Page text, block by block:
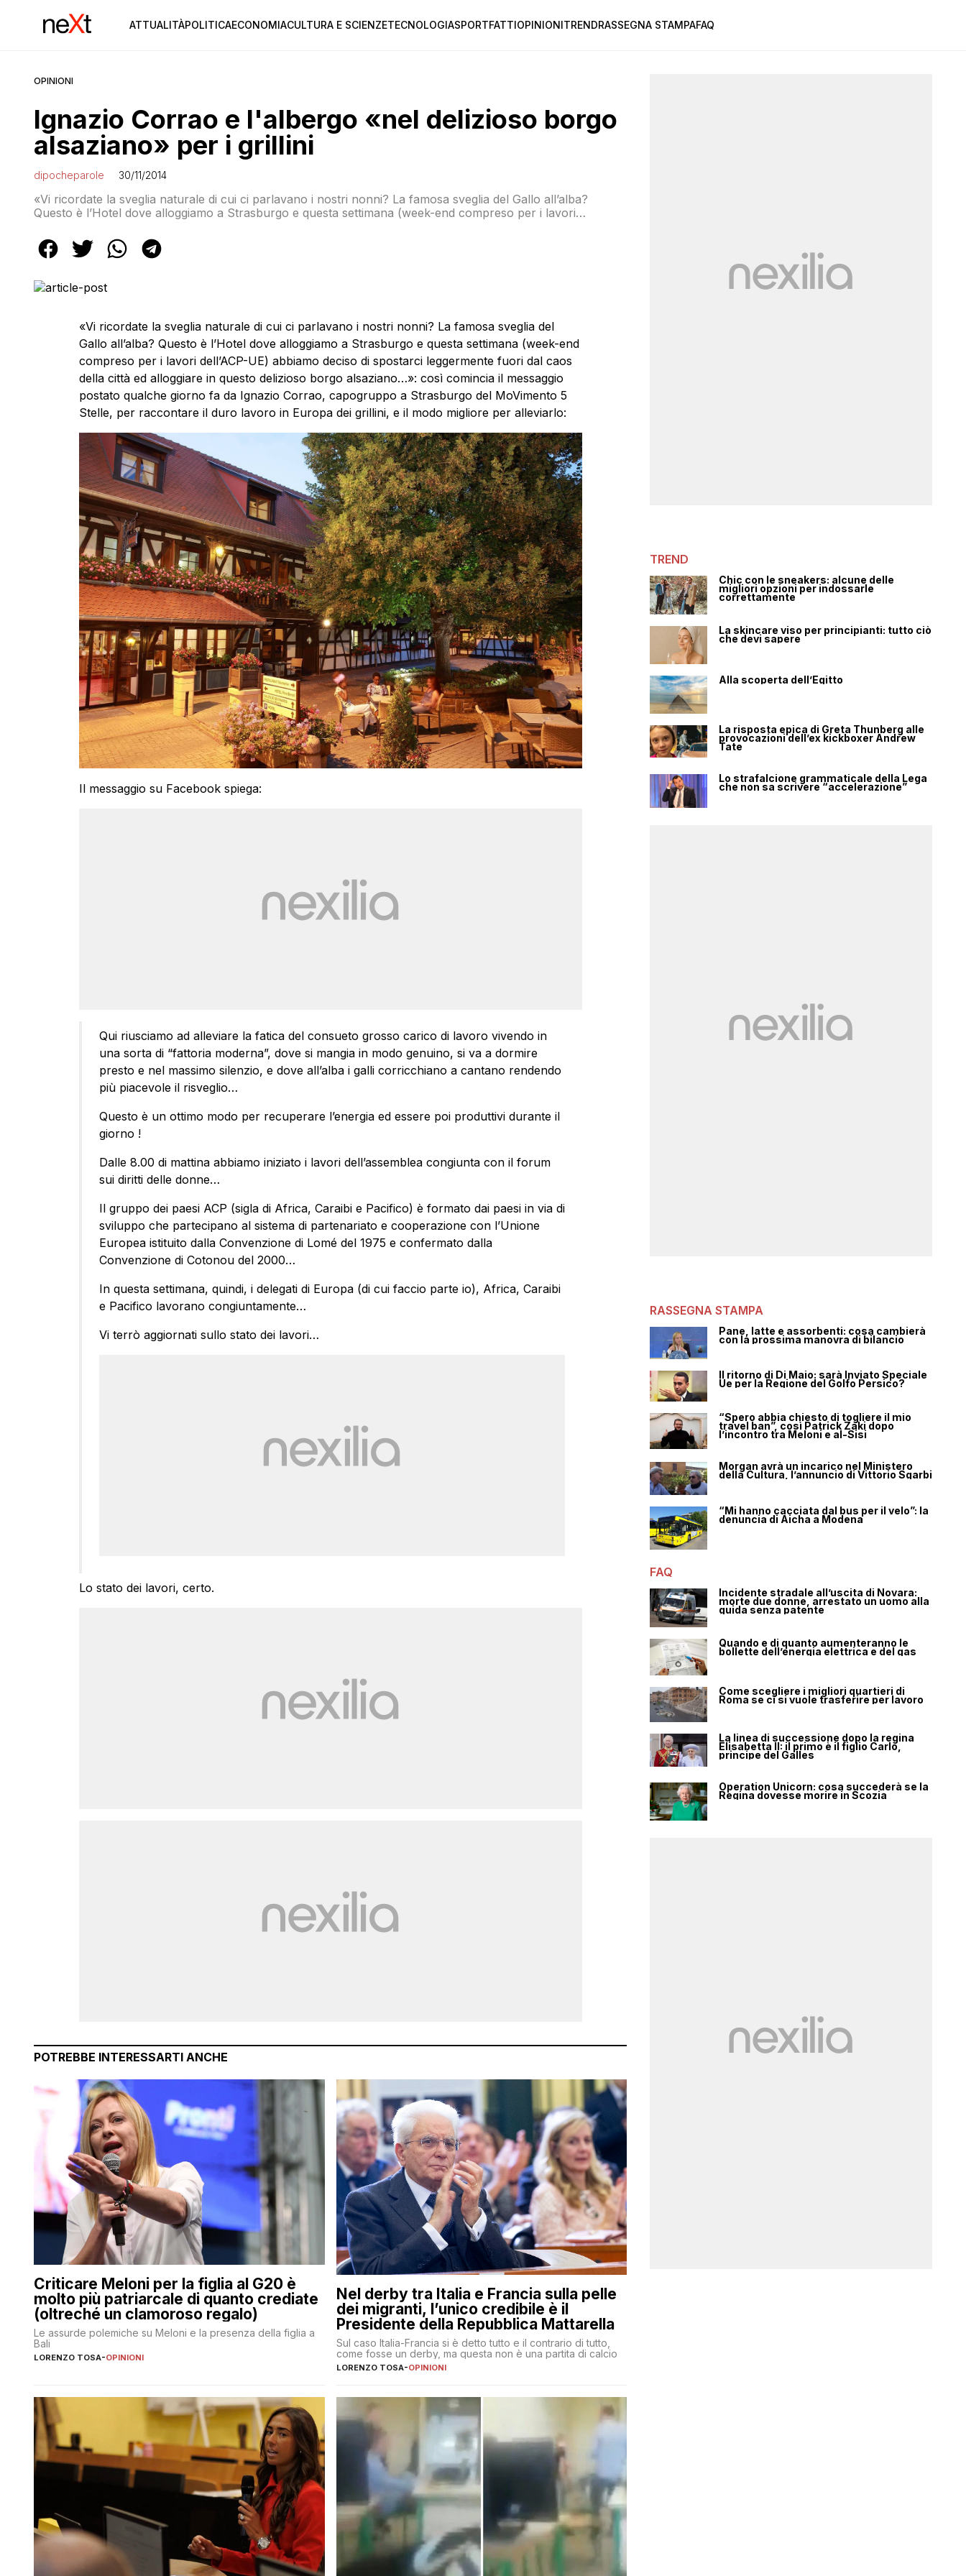
ATTUALITÀPOLITICAECONOMIACULTURA E SCIENZETECNOLOGIASPORTFATTIOPINIONITRENDRASSEGNA STAMPAFAQ
OPINIONI
Ignazio Corrao e l'albergo «nel delizioso borgo
alsaziano» per i grillini
dipocheparole 30/11/2014
«Vi ricordate la sveglia naturale di cui ci parlavano i nostri nonni? La famosa sveglia del Gallo all’alba?
Questo è l’Hotel dove alloggiamo a Strasburgo e questa settimana (week-end compreso per i lavori
delizioso borgo alsaziano…»: così comincia il messaggio […]
«Vi ricordate la sveglia naturale di cui ci parlavano i nostri nonni? La famosa sveglia del
Gallo all’alba? Questo è l’Hotel dove alloggiamo a Strasburgo e questa settimana (week-end
compreso per i lavori dell’ACP-UE) abbiamo deciso di spostarci leggermente fuori dal caos
della città ed alloggiare in questo delizioso borgo alsaziano…»: così comincia il messaggio
postato qualche giorno fa da Ignazio Corrao, capogruppo a Strasburgo del MoVimento 5
Stelle, per raccontare il duro lavoro in Europa dei grillini, e il modo migliore per alleviarlo:
Il messaggio su Facebook spiega:
Qui riusciamo ad alleviare la fatica del consueto grosso carico di lavoro vivendo in
una sorta di “fattoria moderna”, dove si mangia in modo genuino, si va a dormire
presto e nel massimo silenzio, e dove all’alba i galli corricchiano a cantano rendendo
più piacevole il risveglio…
Questo è un ottimo modo per recuperare l’energia ed essere poi produttivi durante il
giorno !
Dalle 8.00 di mattina abbiamo iniziato i lavori dell’assemblea congiunta con il forum
sui diritti delle donne…
Il gruppo dei paesi ACP (sigla di Africa, Caraibi e Pacifico) è formato dai paesi in via di
sviluppo che partecipano al sistema di partenariato e cooperazione con l’Unione
Europea istituito dalla Convenzione di Lomé del 1975 e confermato dalla
Convenzione di Cotonou del 2000…
In questa settimana, quindi, i delegati di Europa (di cui faccio parte io), Africa, Caraibi
e Pacifico lavorano congiuntamente…
Vi terrò aggiornati sullo stato dei lavori…
Lo stato dei lavori, certo.
POTREBBE INTERESSARTI ANCHE
Criticare Meloni per la figlia al G20 è
molto più patriarcale di quanto crediate
(oltreché un clamoroso regalo)
Le assurde polemiche su Meloni e la presenza della figlia a
Bali
LORENZO TOSA-OPINIONI
Nel derby tra Italia e Francia sulla pelle
dei migranti, l’unico credibile è il
Presidente della Repubblica Mattarella
Sul caso Italia-Francia si è detto tutto e il contrario di tutto,
come fosse un derby, ma questa non è una partita di calcio
LORENZO TOSA-OPINIONI
TREND
Chic con le sneakers: alcune delle
migliori opzioni per indossarle
correttamente
La skincare viso per principianti: tutto ciò
che devi sapere
Alla scoperta dell’Egitto
La risposta epica di Greta Thunberg alle
provocazioni dell’ex kickboxer Andrew
Tate
Lo strafalcione grammaticale della Lega
che non sa scrivere “accelerazione”
RASSEGNA STAMPA
Pane, latte e assorbenti: cosa cambierà
con la prossima manovra di bilancio
Il ritorno di Di Maio: sarà Inviato Speciale
Ue per la Regione del Golfo Persico?
“Spero abbia chiesto di togliere il mio
travel ban”, così Patrick Zaki dopo
l’incontro tra Meloni e al-Sisi
Morgan avrà un incarico nel Ministero
della Cultura, l’annuncio di Vittorio Sgarbi
“Mi hanno cacciata dal bus per il velo”: la
denuncia di Aicha a Modena
FAQ
Incidente stradale all’uscita di Novara:
morte due donne, arrestato un uomo alla
guida senza patente
Quando e di quanto aumenteranno le
bollette dell’energia elettrica e del gas
Come scegliere i migliori quartieri di
Roma se ci si vuole trasferire per lavoro
La linea di successione dopo la regina
Elisabetta II: il primo è il figlio Carlo,
principe del Galles
Operation Unicorn: cosa succederà se la
Regina dovesse morire in Scozia